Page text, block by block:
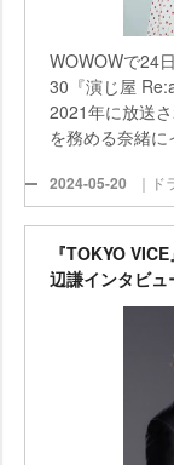
WOWOWで24
30『演じ屋
2021年に放送
を務める奈緒
2024-05-20 ｜ド
『TOKYO
辺謙インタビュ